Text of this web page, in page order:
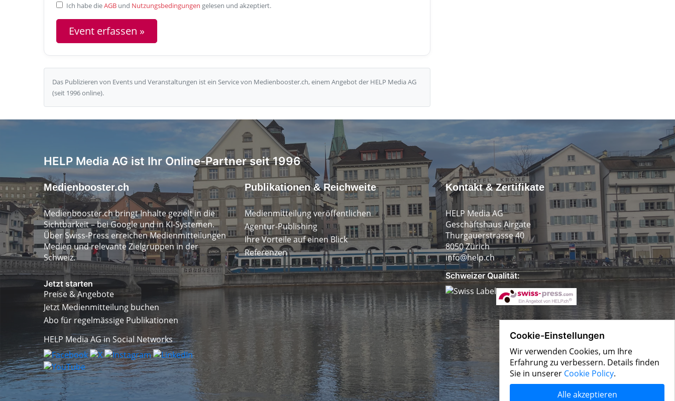
Ich habe dieAGB und Nutzungsbedingungen gelesen und akzeptiert.
Das Publizieren von Events und Veranstaltungen ist ein Service von Medienbooster.ch, einem Angebot der HELP Media AG
(seit 1996 online).
HELP Media AG ist Ihr Online-Partner seit 1996
Medienbooster.ch
Medienbooster.ch bringt Inhalte gezielt in die
Sichtbarkeit – bei Google und in KI-Systemen.
Über Swiss-Press erreichen Medienmitteilungen
Medien und relevante Zielgruppen in der
Schweiz.
Jetzt starten
Preise & Angebote
Jetzt Medienmitteilung buchen
Abo für regelmässige Publikationen
HELP Media AG in Social Networks
Publikationen & Reichweite
Medienmitteilung veröffentlichen
Agentur-Publishing
Ihre Vorteile auf einen Blick
Referenzen
Kontakt & Zertifikate
HELP Media AG
Geschäftshaus Airgate
Thurgauerstrasse 40
8050 Zürich
info@help.ch
Schweizer Qualität:
Cookie-Einstellungen
Wir verwenden Cookies, um Ihre
Erfahrung zu verbessern. Details finden
Sie in unserer Cookie Policy.
Alle akzeptieren